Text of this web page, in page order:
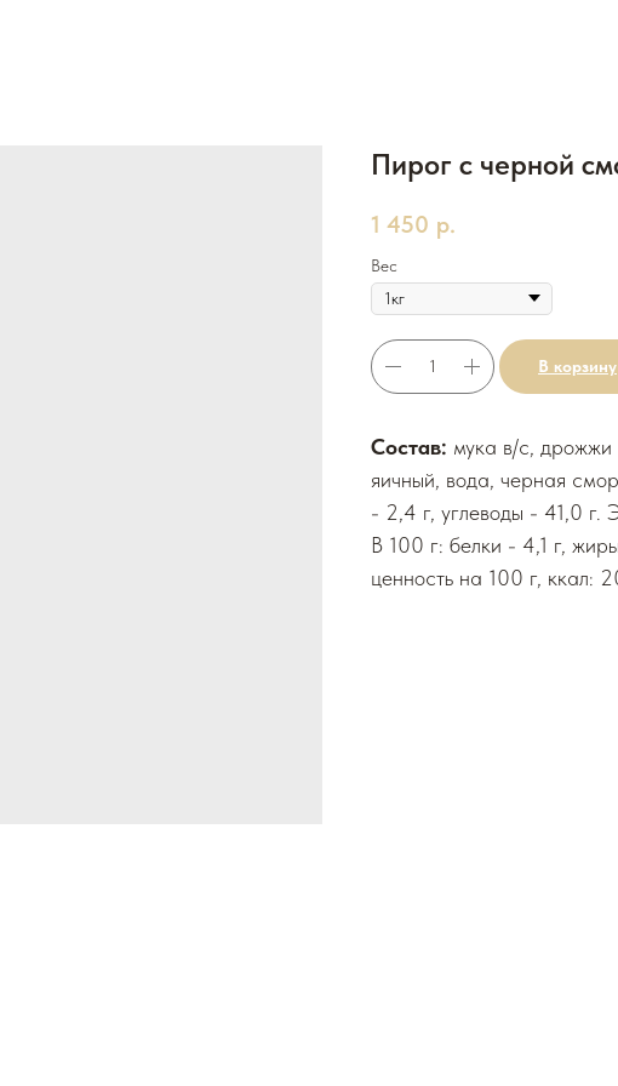
Пирог с черной
1 450 р.
Вес
В корзину
Состав: мука в/с, дрожжи
яичный, вода, черная
- 2,4 г, углеводы - 41,0 г.
В 100 г: белки - 4,1 г,
ценность на 100 г, ккал: